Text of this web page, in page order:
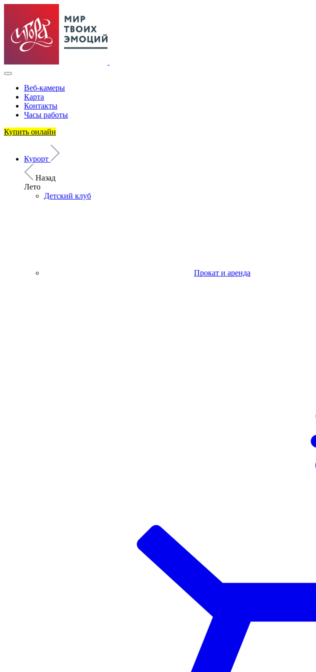
Веб-камеры
Карта
Контакты
Часы работы
Купить онлайн
Курорт
Назад
Лето
Детский клуб
Прокат и аренда